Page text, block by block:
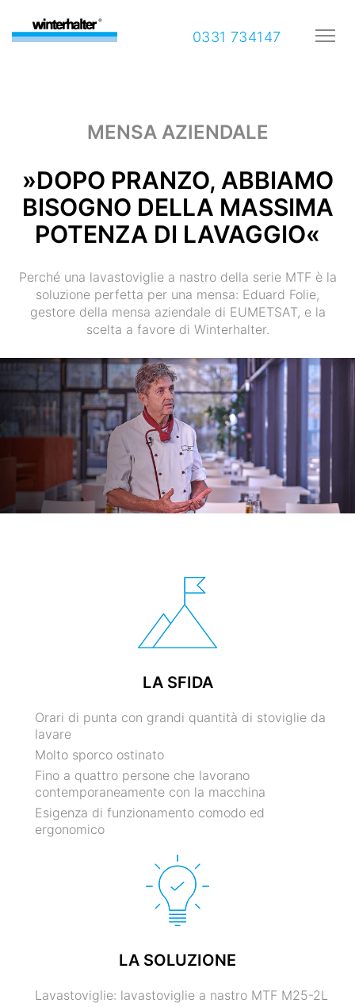
0331 734147
MENSA AZIENDALE
»DOPO PRANZO, ABBIAMO
BISOGNO DELLA MASSIMA
POTENZA DI LAVAGGIO«
Perché una lavastoviglie a nastro della serie MTF è la
soluzione perfetta per una mensa: Eduard Folie,
gestore della mensa aziendale di EUMETSAT, e la
scelta a favore di Winterhalter.
LA SFIDA
Orari di punta con grandi quantità di stoviglie da
lavare
Molto sporco ostinato
Fino a quattro persone che lavorano
contemporaneamente con la macchina
Esigenza di funzionamento comodo ed
ergonomico
LA SOLUZIONE
Lavastoviglie: lavastoviglie a nastro MTF M25-2L